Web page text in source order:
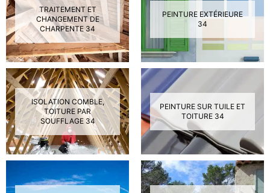
TRAITEMENT ET
CHANGEMENT DE
CHARPENTE 34
PEINTURE EXTÉRIEURE
34
ISOLATION COMBLE,
TOITURE PAR
SOUFFLAGE 34
PEINTURE SUR TUILE ET
TOITURE 34